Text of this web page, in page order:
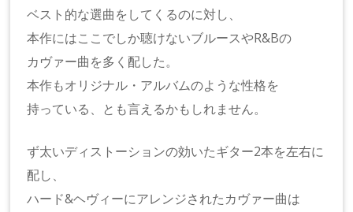
ベスト的な選曲をしてくるのに対し、
本作にはここでしか聴けないブルースやR&Bの
カヴァー曲を多く配した。
本作もオリジナル・アルバムのような性格を
持っている、とも言えるかもしれません。
ず太いディストーションの効いたギター2本を左右に
配し、
ハード&ヘヴィーにアレンジされたカヴァー曲は